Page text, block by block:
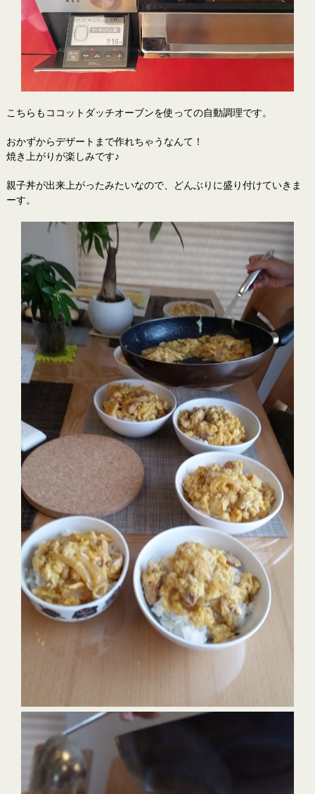
こちらもココットダッチオーブンを使っての自動調理です。
おかずからデザートまで作れちゃうなんて！
焼き上がりが楽しみです♪
親子丼が出来上がったみたいなので、どんぶりに盛り付けていきま
ーす。